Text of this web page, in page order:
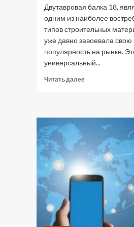
Двутавровая балка 18,
одним из наиболее
типов строительных
уже давно завоевала свою
популярность на рынке.
универсальный...
Читать далееПрочитать
плюсами
обладает
качественная
двутавровая
балка
18